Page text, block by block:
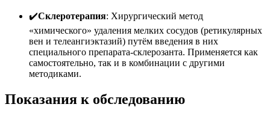
✔️Склеротерапия: Хирургический метод
«химического» удаления мелких сосудов (ретикулярных
вен и телеангиэктазий) путём введения в них
специального препарата-склерозанта. Применяется как
самостоятельно, так и в комбинации с другими
методиками.
Показания к обследованию